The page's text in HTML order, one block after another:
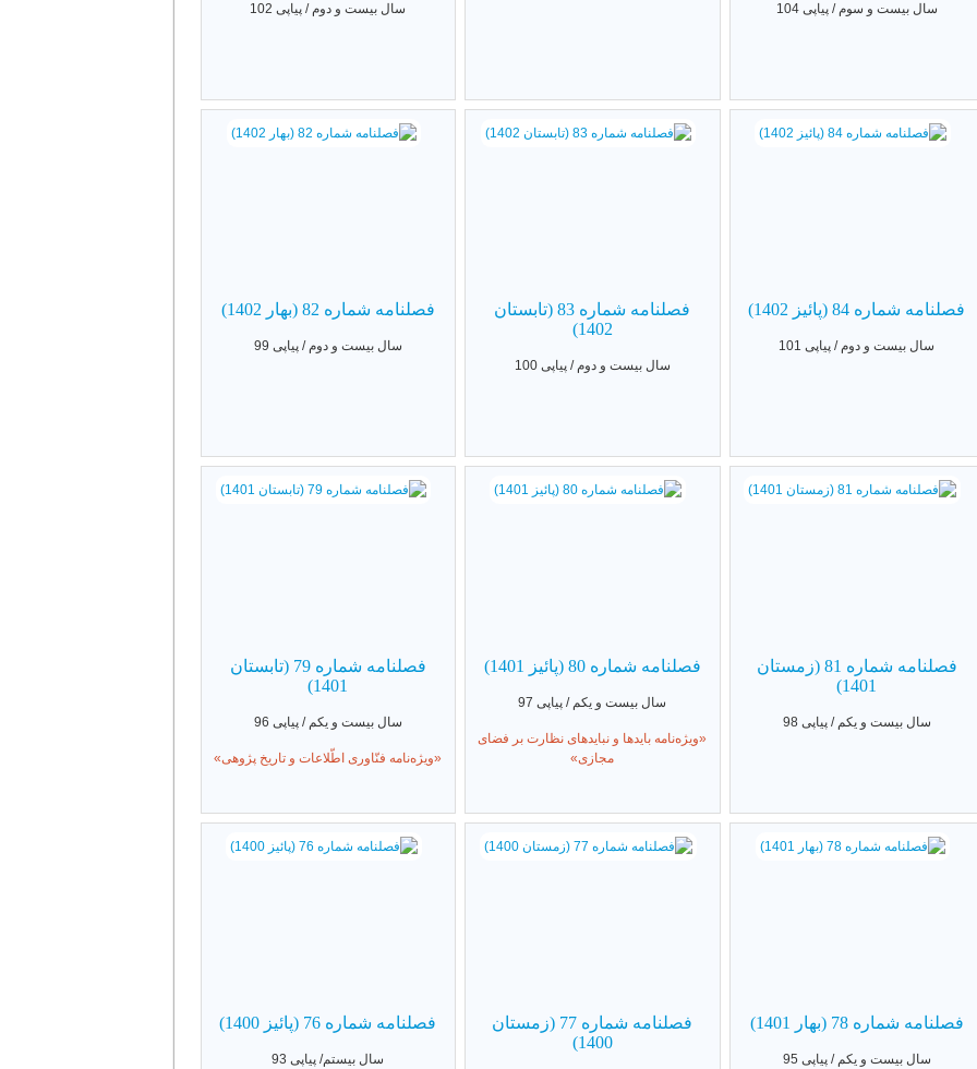
سال بیست و سوم / پیاپی 104 سال بیست و دوم / پیاپی 102
فصلنامه شماره 84 (پائیز 1402)
سال بیست و دوم / پیاپی 101
فصلنامه شماره 83 (تابستان
1402)
سال بیست و دوم / پیاپی 100
فصلنامه شماره 82 (بهار 1402)
سال بیست و دوم / پیاپی 99
فصلنامه شماره 81 (زمستان
1401)
سال بیست و یکم / پیاپی 98
فصلنامه شماره 80 (پائیز 1401)
سال بیست و یکم / پیاپی 97
«ویژه‌نامه بایدها و نبایدهای نظارت بر فضای
مجازی»
فصلنامه شماره 79 (تابستان
1401)
سال بیست و یکم / پیاپی 96
«ویژه‌نامه فنّاوری اطّلاعات و تاریخ پژوهی»
فصلنامه شماره 78 (بهار 1401)
سال بیست و یکم / پیاپی 95
فصلنامه شماره 77 (زمستان
1400)
فصلنامه شماره 76 (پائیز 1400)
سال بیستم/ پیاپی 93